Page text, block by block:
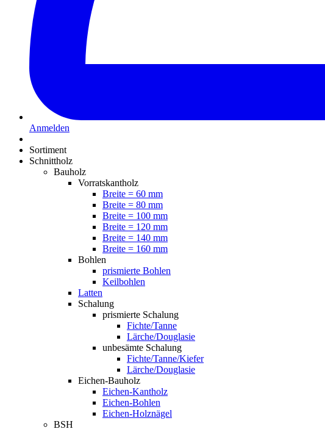
Anmelden
Sortiment
Schnittholz
Bauholz
Vorratskantholz
Breite = 60 mm
Breite = 80 mm
Breite = 100 mm
Breite = 120 mm
Breite = 140 mm
Breite = 160 mm
Bohlen
prismierte Bohlen
Keilbohlen
Latten
Schalung
prismierte Schalung
Fichte/Tanne
Lärche/Douglasie
unbesämte Schalung
Fichte/Tanne/Kiefer
Lärche/Douglasie
Eichen-Bauholz
Eichen-Kantholz
Eichen-Bohlen
Eichen-Holznägel
BSH